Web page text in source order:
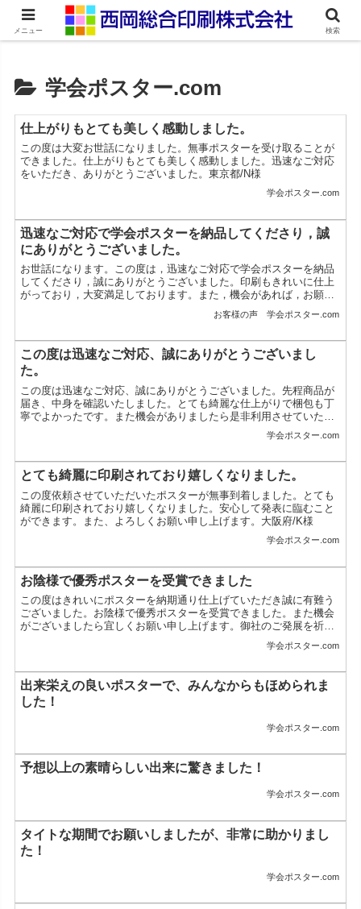
ネット印刷通販・オンデマンド印刷
学会ポスター.com
仕上がりもとても美しく感動しました。
この度は大変お世話になりました。無事ポスターを受け取ることが
できました。仕上がりもとても美しく感動しました。迅速なご対応
をいただき、ありがとうございました。東京都/N様
学会ポスター.com
迅速なご対応で学会ポスターを納品してくださり，誠
にありがとうございました。
お世話になります。この度は，迅速なご対応で学会ポスターを納品
してくださり，誠にありがとうございました。印刷もきれいに仕上
がっており，大変満足しております。また，機会があれば，お願い
お客様の声 学会ポスター.com
この度は迅速なご対応、誠にありがとうございまし
た。
この度は迅速なご対応、誠にありがとうございました。先程商品が
届き、中身を確認いたしました。とても綺麗な仕上がりで梱包も丁
寧でよかったです。また機会がありましたら是非利用させていただ
きたいです。ありがとうございました。奈良県／U様
学会ポスター.com
とても綺麗に印刷されており嬉しくなりました。
この度依頼させていただいたポスターが無事到着しました。とても
綺麗に印刷されており嬉しくなりました。安心して発表に臨むこと
ができます。また、よろしくお願い申し上げます。大阪府/K様
学会ポスター.com
お陰様で優秀ポスターを受賞できました
この度はきれいにポスターを納期通り仕上げていただき誠に有難う
ございました。お陰様で優秀ポスターを受賞できました。また機会
がございましたら宜しくお願い申し上げます。御社のご発展を祈念
学会ポスター.com
出来栄えの良いポスターで、みんなからもほめられま
した！
学会ポスター.com
予想以上の素晴らしい出来に驚きました！
学会ポスター.com
タイトな期間でお願いしましたが、非常に助かりまし
た！
学会ポスター.com
メニュー 検索